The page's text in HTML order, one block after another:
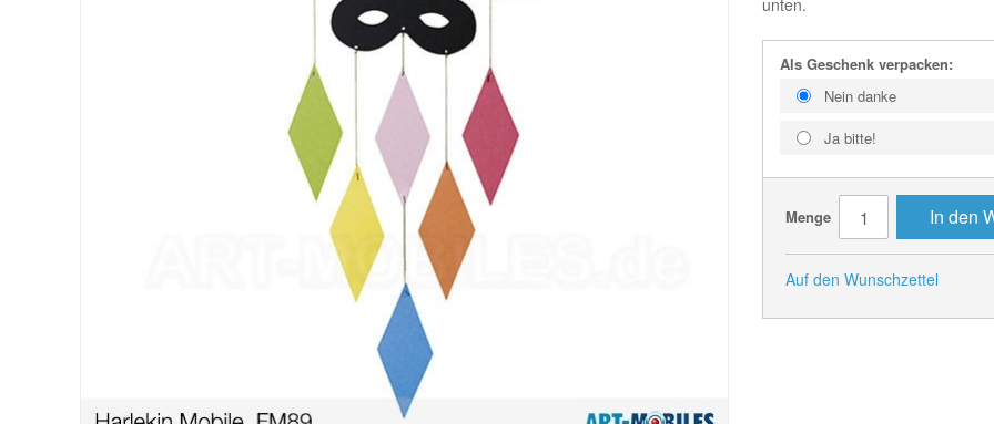
unten.
Als Geschenk verpacken:
Nein danke
Ja bitte!
Menge In den
Auf den Wunschzettel